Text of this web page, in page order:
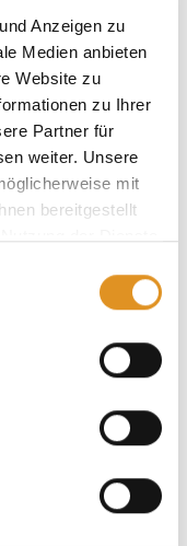
Anzeigen zu
Medien anbieten
Website zu
zu Ihrer
Partner für
weiter. Unsere
mit
bereitgestellt
nutzen.
11.09.2026